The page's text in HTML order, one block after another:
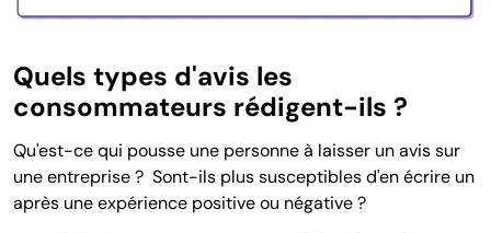
Quels types d'avis les
consommateurs rédigent-ils ?
Qu'est-ce qui pousse une personne à laisser un avis sur
une entreprise ? Sont-ils plus susceptibles d'en écrire un
après une expérience positive ou négative ?